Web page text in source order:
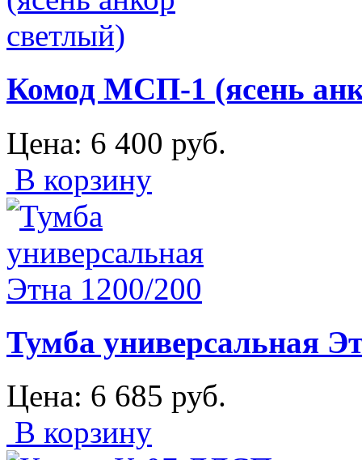
Комод МСП-1 (ясень
Цена: 6 400 руб.
В корзину
Тумба универсальная
Цена: 6 685 руб.
В корзину